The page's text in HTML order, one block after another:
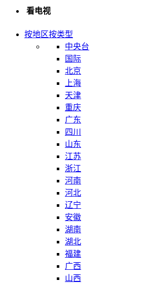
看电视
按地区按类型
中央台
国际
北京
上海
天津
重庆
广东
四川
山东
江苏
浙江
河南
河北
辽宁
安徽
湖南
湖北
福建
广西
山西